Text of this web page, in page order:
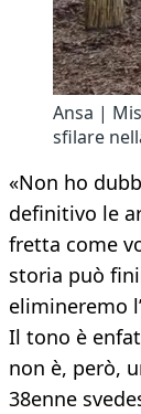
Ansa |
sfilare
«Non ho
definitivo le
fretta come
storia può
elimineremo
Il tono è
non è, però,
38enne